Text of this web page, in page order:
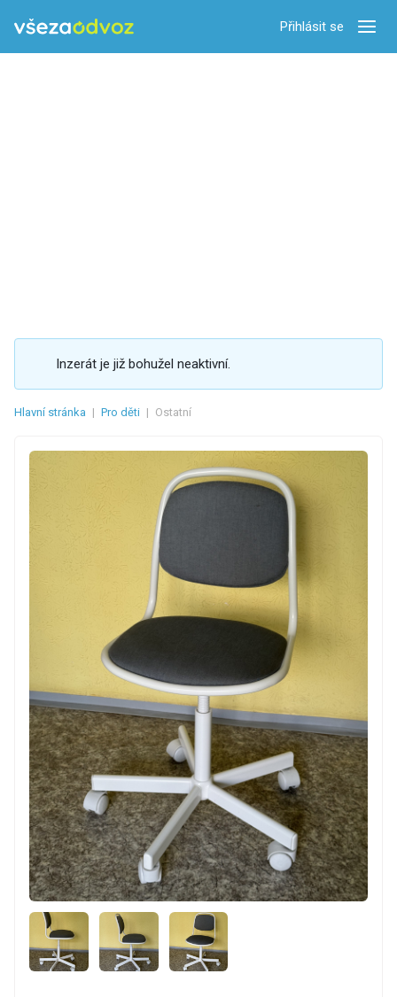
Přihlásit se
Inzerát je již bohužel neaktivní.
Hlavní stránka | Pro děti | Ostatní